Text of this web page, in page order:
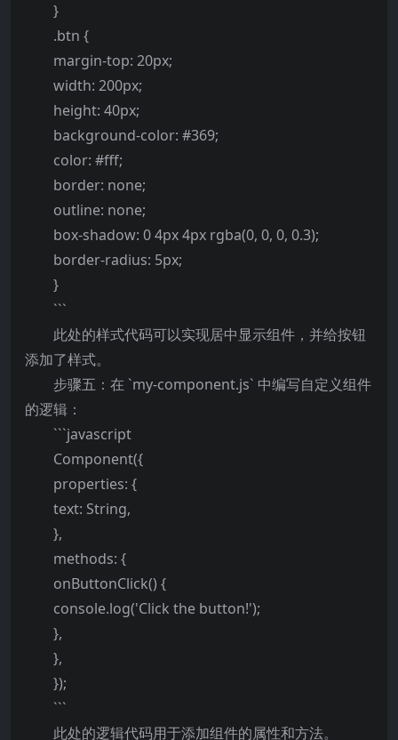
}
.btn {
margin-top: 20px;
width: 200px;
height: 40px;
background-color: #369;
color: #fff;
border: none;
outline: none;
box-shadow: 0 4px 4px rgba(0, 0, 0, 0.3);
border-radius: 5px;
}
```
此处的样式代码可以实现居中显示组件，并给按钮
添加了样式。
步骤五：在 `my-component.js` 中编写自定义组件
的逻辑：
```javascript
Component({
properties: {
text: String,
},
methods: {
onButtonClick() {
console.log('Click the button!');
},
},
});
```
此处的逻辑代码用于添加组件的属性和方法。